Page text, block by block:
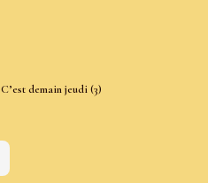
C’est demain jeudi (3)